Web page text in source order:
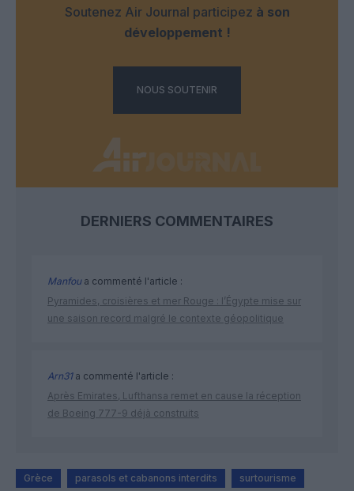
Soutenez Air Journal participez à son
développement !
NOUS SOUTENIR
DERNIERS COMMENTAIRES
Manfoua commenté l'article :
Pyramides, croisières et mer Rouge : l’Égypte mise sur
une saison record malgré le contexte géopolitique
Arn31a commenté l'article :
Après Emirates, Lufthansa remet en cause la réception
de Boeing 777-9 déjà construits
Grèce parasols et cabanons interdits surtourisme